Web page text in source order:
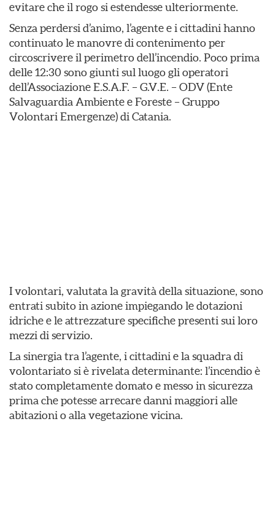
evitare che il rogo si estendesse ulteriormente.
​Senza perdersi d’animo, l’agente e i cittadini hanno
continuato le manovre di contenimento per
circoscrivere il perimetro dell’incendio. Poco prima
delle 12:30 sono giunti sul luogo gli operatori
dell’Associazione E.S.A.F. – G.V.E. – ODV (Ente
Salvaguardia Ambiente e Foreste – Gruppo
Volontari Emergenze) di Catania.
I volontari, valutata la gravità della situazione, sono
entrati subito in azione impiegando le dotazioni
idriche e le attrezzature specifiche presenti sui loro
mezzi di servizio.
​La sinergia tra l’agente, i cittadini e la squadra di
volontariato si è rivelata determinante: l’incendio è
stato completamente domato e messo in sicurezza
prima che potesse arrecare danni maggiori alle
abitazioni o alla vegetazione vicina.